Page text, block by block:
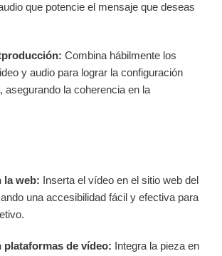
que potencie el mensaje que deseas
Combina hábilmente los
y audio para lograr la configuración
asegurando la coherencia en la
la web: Inserta el vídeo en el sitio web del
una accesibilidad fácil y efectiva para
plataformas de vídeo: Integra la pieza en